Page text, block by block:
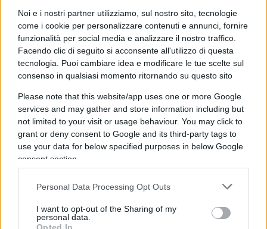
Noi e i nostri partner utilizziamo, sul nostro sito, tecnologie
come i cookie per personalizzare contenuti e annunci, fornire
funzionalità per social media e analizzare il nostro traffico.
Facendo clic di seguito si acconsente all'utilizzo di questa
tecnologia. Puoi cambiare idea e modificare le tue scelte sul
consenso in qualsiasi momento ritornando su questo sito
Please note that this website/app uses one or more Google
services and may gather and store information including but
not limited to your visit or usage behaviour. You may click to
grant or deny consent to Google and its third-party tags to
use your data for below specified purposes in below Google
consent section.
Personal Data Processing Opt Outs
I want to opt-out of the Sharing of my
personal data.
ma la politica è altro, è respiro lungo, è
progettazione ampia, a volte visionaria. E se la
politica si dimostra tragicamente inadatta ai
tempi, non è con un esorcismo che la situazione
va a posto. Da lui si aspettano tutto, dai miracoli
gotha finanziario ed europeista? Con tutta la
buona volontà, con tutta la stima per l’uomo e il
suo intelletto, che altro ci si può aspettare se non
una visione tecnica dei problemi e soluzioni
tecnicistiche per affrontarli? È stato osservato da
più parti che l’ex capo della Banca Europea è il
cieco della politica e fino a qui non si scopre